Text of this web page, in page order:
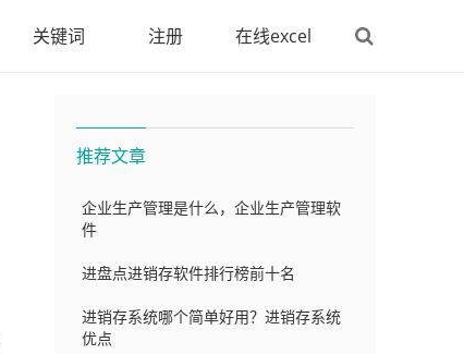
关键词 注册 在线excel
推荐文章
企业生产管理是什么，企业生产管理软
件
进盘点进销存软件排行榜前十名
进销存系统哪个简单好用？进销存系统
优点